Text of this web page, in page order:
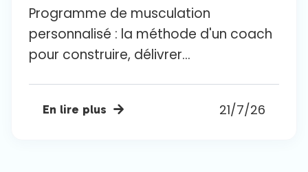
Programme de musculation
personnalisé : la méthode d'un coach
pour construire, délivrer...
En lire plus  21/7/26